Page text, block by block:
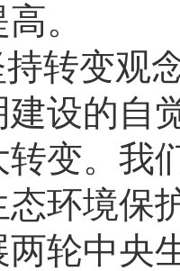
。
转变观
建设的自
转变。我
环境保
两轮中央